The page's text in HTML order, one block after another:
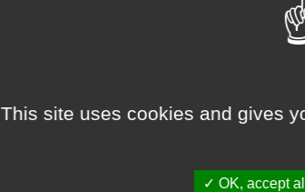
This site uses cookies and gives
✓ OK, accept all